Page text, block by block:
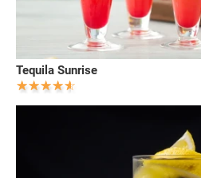
Tequila Sunrise